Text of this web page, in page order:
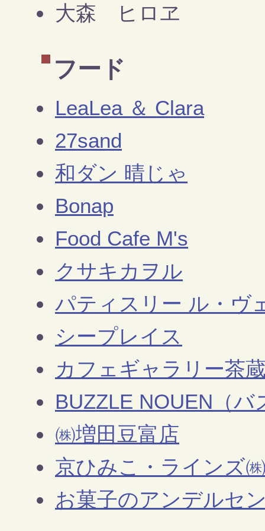
大森 ヒロヱ
フード
LeaLea ＆ Clara
27sand
和ダン 晴じゃ
Bonap
Food Cafe M's
クサキカヲル
パティスリー ル・ヴ
シープレイス
カフェギャラリー茶
BUZZLE NOUEN（
㈱増田豆富店
京ひみこ・ラインズ
お菓子のアンデルセ